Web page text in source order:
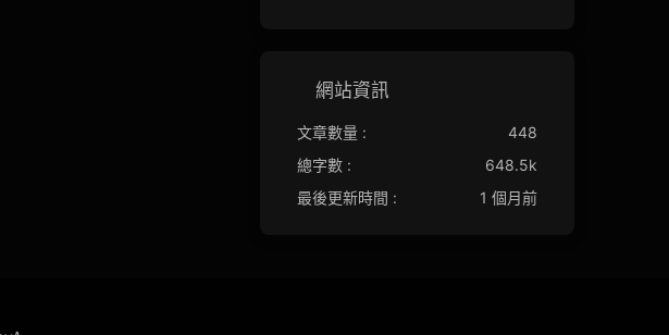
網站資訊
文章數量 :
448
總字數 :
648.5k
最後更新時間 :
1 個月前